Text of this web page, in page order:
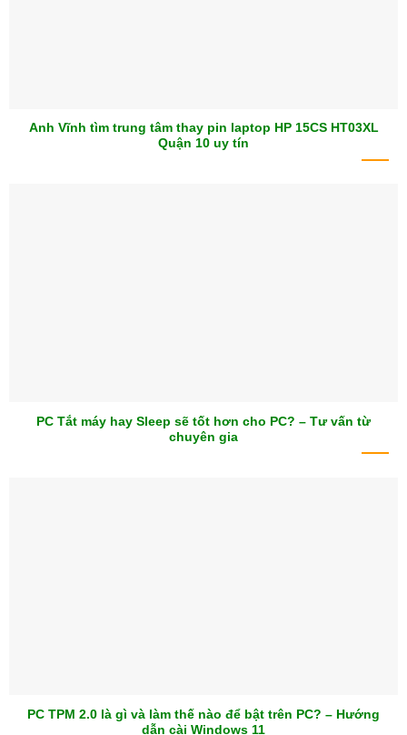
Anh Vĩnh tìm trung tâm thay pin laptop HP 15CS HT03XL
Quận 10 uy tín
PC Tắt máy hay Sleep sẽ tốt hơn cho PC? – Tư vấn từ
chuyên gia
PC TPM 2.0 là gì và làm thế nào để bật trên PC? – Hướng
dẫn cài Windows 11